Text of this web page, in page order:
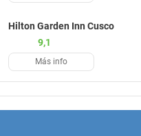
Hilton Garden Inn Cusco
9,1
Más info